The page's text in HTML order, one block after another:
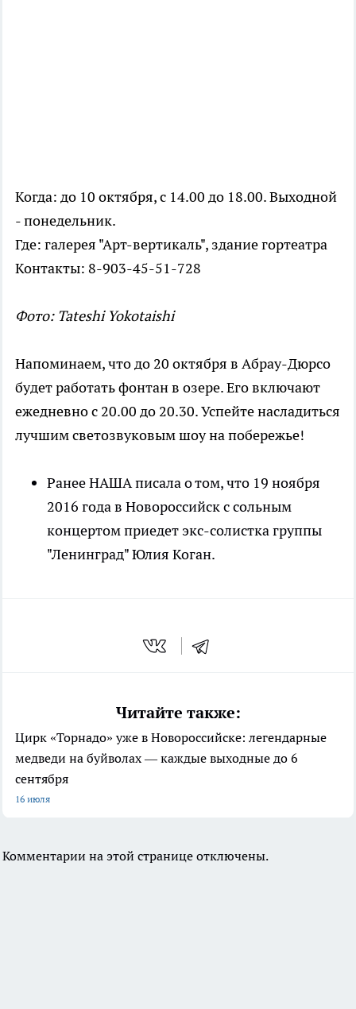
Когда: до 10 октября, с 14.00 до 18.00. Выходной
- понедельник.
Где: галерея "Арт-вертикаль", здание гортеатра
Контакты: 8-903-45-51-728
Фото: Tateshi Yokotaishi
Напоминаем, что до 20 октября в Абрау-Дюрсо
будет работать фонтан в озере. Его включают
ежедневно с 20.00 до 20.30. Успейте насладиться
лучшим светозвуковым шоу на побережье!
Ранее НАША писала о том, что 19 ноября
2016 года в Новороссийск с сольным
концертом приедет экс-солистка группы
"Ленинград" Юлия Коган.
Читайте также:
Цирк «Торнадо» уже в Новороссийске: легендарные
медведи на буйволах — каждые выходные до 6
сентября
16 июля
Комментарии на этой странице отключены.